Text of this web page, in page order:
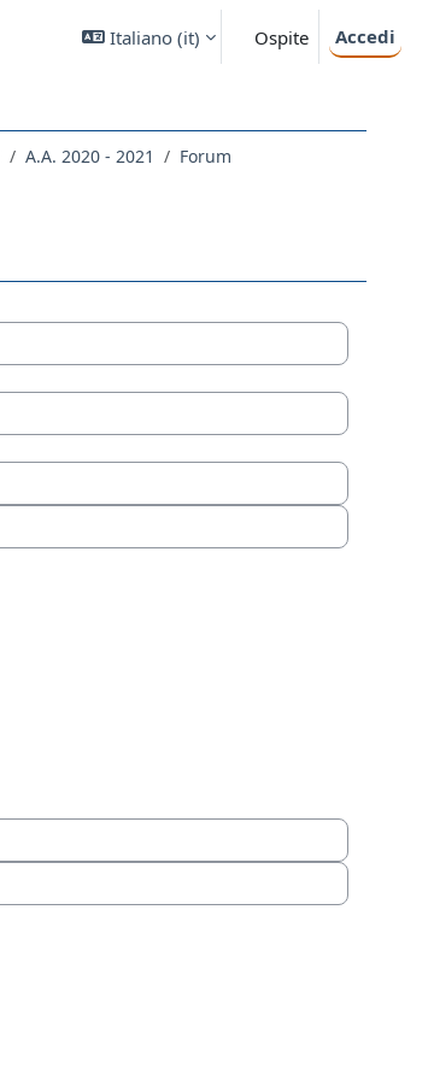
Italiano ‎(it)‎ Ospite Accedi
A.A. 2020 - 2021
Forum